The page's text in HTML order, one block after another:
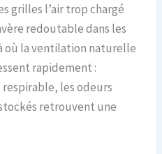
grilles l’air trop chargé
redoutable dans les
où la ventilation naturelle
rapidement :
les odeurs
retrouvent une